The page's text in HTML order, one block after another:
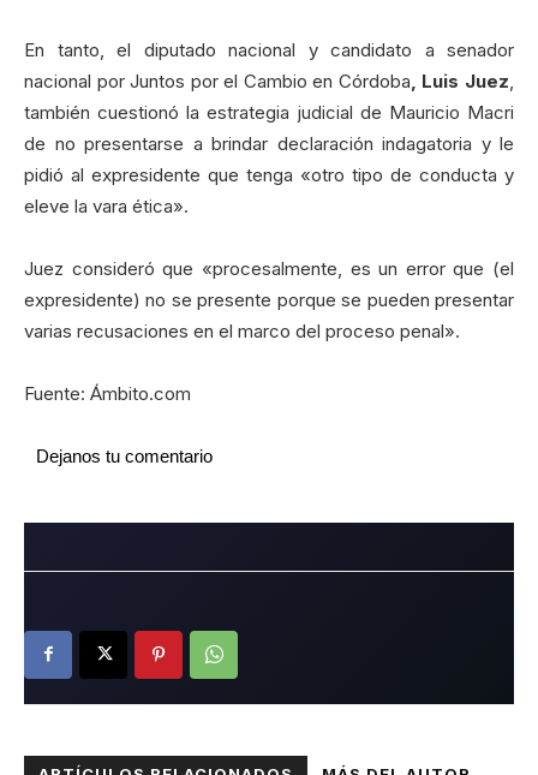
En tanto, el diputado nacional y candidato a senador
nacional por Juntos por el Cambio en Córdoba , Luis Juez
también cuestionó la estrategia judicial de Mauricio Macri
de no presentarse a brindar declaración indagatoria y le
pidió al expresidente que tenga «otro tipo de conducta y
eleve la vara ética».
Juez consideró que «procesalmente, es un error que (el
expresidente) no se presente porque se pueden presentar
varias recusaciones en el marco del proceso penal».
Fuente: Ámbito.com
Dejanos tu comentario